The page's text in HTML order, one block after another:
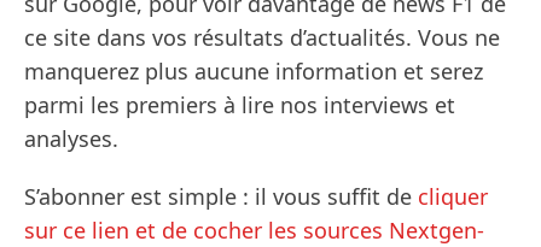
ce site dans vos résultats d’actualités. Vous ne
manquerez plus aucune information et serez
parmi les premiers à lire nos interviews et
analyses.
S’abonner est simple : il vous suffit de cliquer
sur ce lien et de cocher les sources Nextgen-